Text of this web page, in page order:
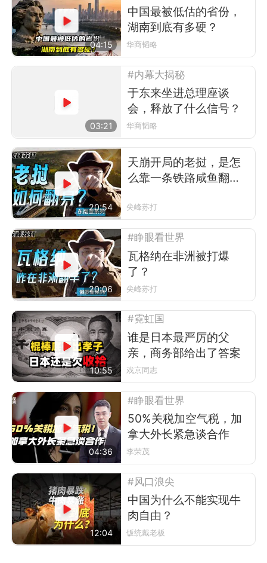
04:15
中国最被低估的省份，
湖南到底有多硬？
华商韬略
03:21
#内幕大揭秘
于东来坐进总理座谈
会，释放了什么信号？
华商韬略
20:54
天崩开局的老挝，是怎
么靠一条铁路咸鱼翻身
尖峰苏打
20:06
#睁眼看世界
瓦格纳在非洲被打爆
了？
尖峰苏打
10:55
#霓虹国
谁是日本最严厉的父
亲，商务部给出了答案
戏京同志
04:36
#睁眼看世界
50%关税加空气税，加
拿大外长紧急谈合作
李荣茂
12:04
#风口浪尖
中国为什么不能实现牛
肉自由？
饭统戴老板